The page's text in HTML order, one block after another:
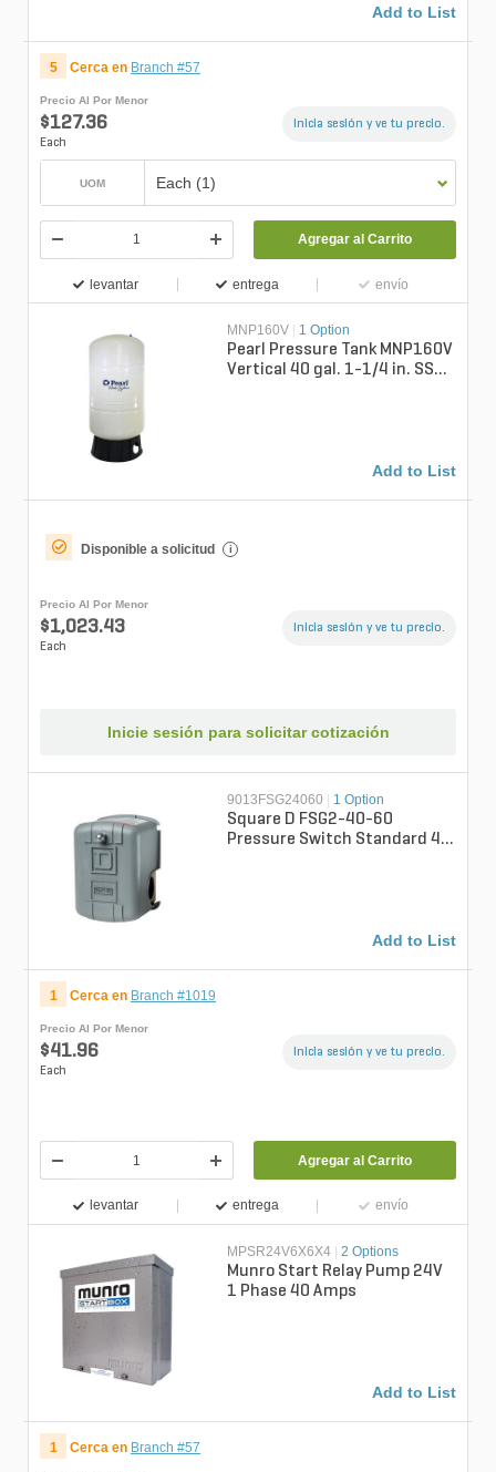
Add to List
5 Cerca en Branch #57
Precio Al Por Menor
$127.36
Each
Inicia sesión y ve tu precio.
UOM Each (1)
Agregar al Carrito
levantar entrega envío
MNP160V 1 Option
Pearl Pressure Tank MNP160V
Vertical 40 gal. 1-1/4 in. SS
Add to List
Disponible a solicitud i
Precio Al Por Menor
$1,023.43
Each
Inicia sesión y ve tu precio.
Inicie sesión para solicitar cotización
9013FSG24060 | 1 Option
Square D FSG2-40-60
Pressure Switch Standard 40
Add to List
1 Cerca en Branch #1019
Precio Al Por Menor
$41.96
Each
Inicia sesión y ve tu precio.
Agregar al Carrito
levantar entrega envío
MPSR24V6X6X4 | 2 Options
Munro Start Relay Pump 24V
1 Phase 40 Amps
Add to List
1 Cerca en Branch #57